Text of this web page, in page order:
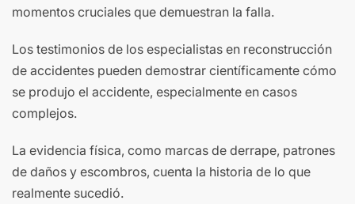
momentos cruciales que demuestran la falla.
Los testimonios de los especialistas en reconstrucción
de accidentes pueden demostrar científicamente cómo
se produjo el accidente, especialmente en casos
complejos.
La evidencia física, como marcas de derrape, patrones
de daños y escombros, cuenta la historia de lo que
realmente sucedió.